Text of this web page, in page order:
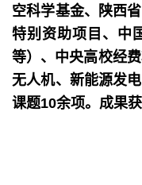
空科学基金、陕西
特别资助项目、中
等）、中央高校经
无人机、新能源发
课题10余项。成果